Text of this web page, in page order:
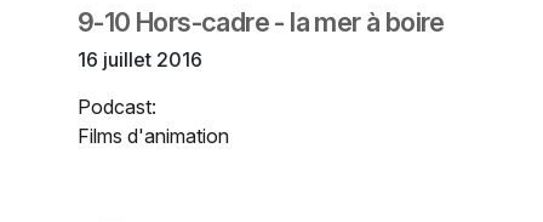
9-10 Hors-cadre - la mer à boire
16 juillet 2016
Podcast:
Films d'animation